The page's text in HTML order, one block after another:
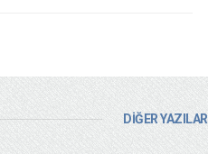
DİĞER YAZILAR